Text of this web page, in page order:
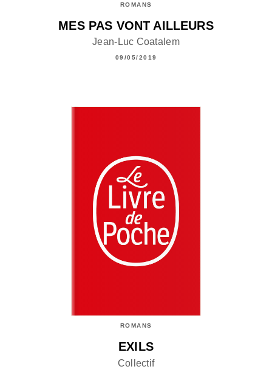
ROMANS
MES PAS VONT AILLEURS
Jean-Luc Coatalem
09/05/2019
ROMANS
EXILS
Collectif